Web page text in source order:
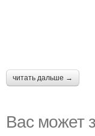
читать дальше →
Вас может